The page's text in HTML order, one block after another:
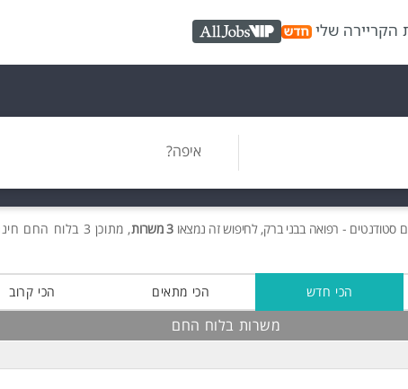
הקריירה שלי AllJobs VIP
איפה?
סטודנטים - רפואה בבני ברק, לחיפוש זה נמצאו 3 משרות , מתוכן 3 בלוח החם חינם!
הכי חדש הכי מתאים הכי קרוב
משרות בלוח החם